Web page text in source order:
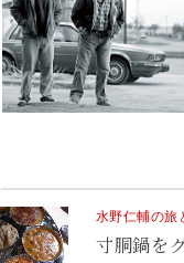
水野仁輔の旅
寸胴鍋を